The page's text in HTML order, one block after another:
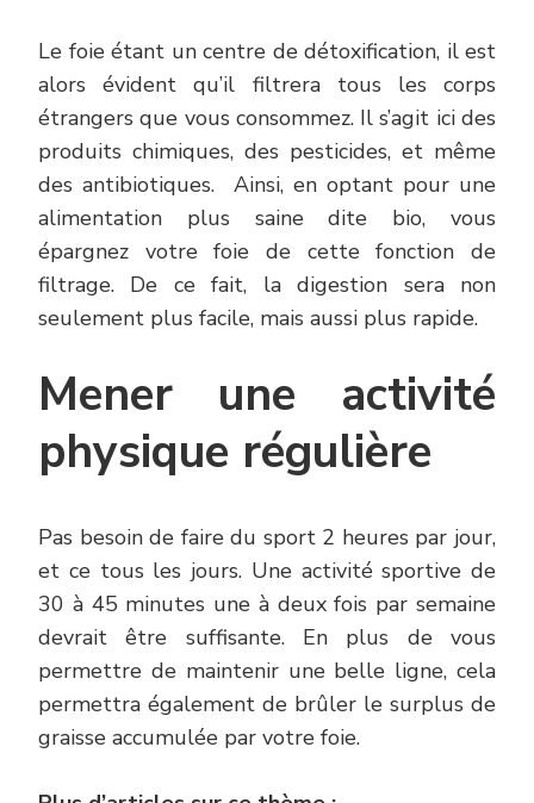
Le foie étant un centre de détoxification, il est
alors évident qu’il filtrera tous les corps
étrangers que vous consommez. Il s’agit ici des
produits chimiques, des pesticides, et même
des antibiotiques. Ainsi, en optant pour une
alimentation plus saine dite bio, vous
épargnez votre foie de cette fonction de
filtrage. De ce fait, la digestion sera non
seulement plus facile, mais aussi plus rapide.
Mener une activité
physique régulière
Pas besoin de faire du sport 2 heures par jour,
et ce tous les jours. Une activité sportive de
30 à 45 minutes une à deux fois par semaine
devrait être suffisante. En plus de vous
permettre de maintenir une belle ligne, cela
permettra également de brûler le surplus de
graisse accumulée par votre foie.